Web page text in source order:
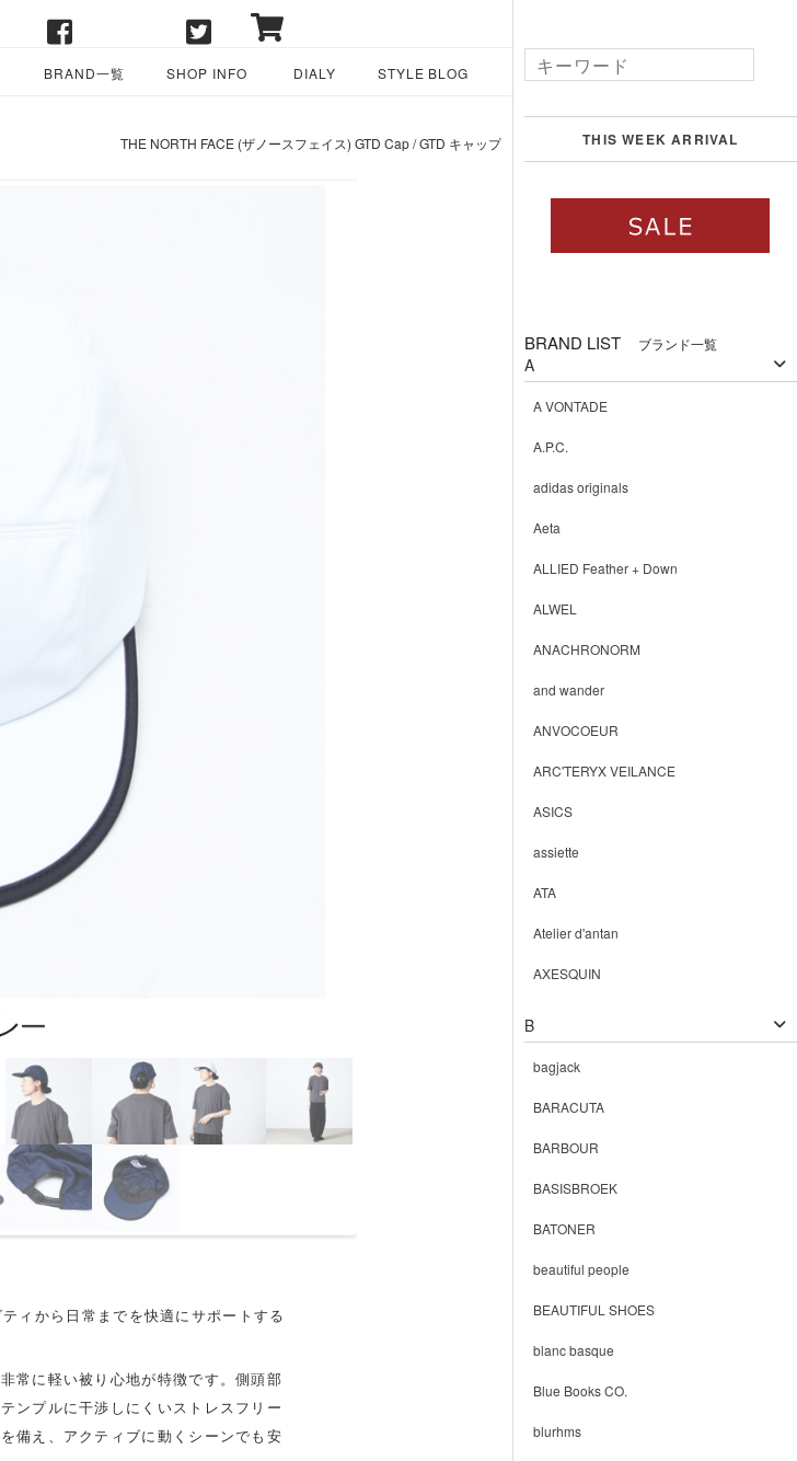
BRAND一覧 SHOP INFO DIALY STYLE BLOG
THE NORTH FACE (ザノースフェイス) GTD Cap / GTD キャップ
ィから日常までを快適にサポートする
常に軽い被り心地が特徴です。側頭部
ンプルに干渉しにくいストレスフリー
備え、アクティブに動くシーンでも安
THIS WEEK ARRIVAL
BRAND LIST ブランド一覧
A
A VONTADE
A.P.C.
adidas originals
Aeta
ALLIED Feather + Down
ALWEL
ANACHRONORM
and wander
ANVOCOEUR
ARC'TERYX VEILANCE
ASICS
assiette
ATA
Atelier d'antan
AXESQUIN
B
bagjack
BARACUTA
BARBOUR
BASISBROEK
BATONER
beautiful people
BEAUTIFUL SHOES
blanc basque
Blue Books CO.
blurhms